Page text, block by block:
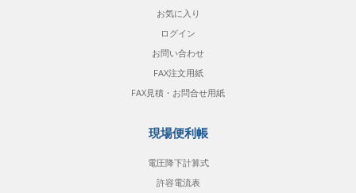
お気に入り
ログイン
お問い合わせ
FAX注文用紙
FAX見積・お問合せ用紙
現場便利帳
電圧降下計算式
許容電流表